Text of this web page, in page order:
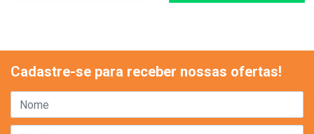
Cadastre-se para receber nossas ofertas!